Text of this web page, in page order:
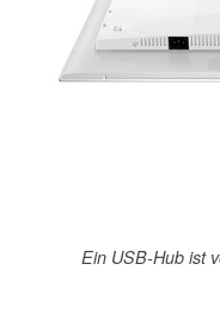
Ein USB-Hub ist